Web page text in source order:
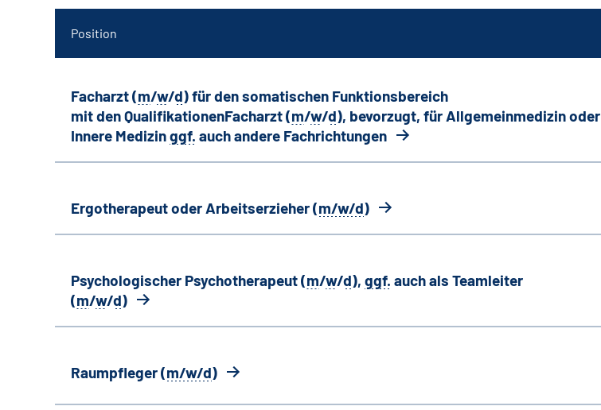
Position
Facharzt (m/w/d) für den somatischen Funktionsbereich
mit den QualifikationenFacharzt (m/w/d), bevorzugt, für Allgemeinmedizin oder
Innere Medizinggf. auch andere Fachrichtungen
Ergotherapeut oder Arbeitserzieher (m/w/d)
Psychologischer Psychotherapeut (m/w/d), ggf. auch als Teamleiter
(m/w/d)
Raumpfleger (m/w/d)